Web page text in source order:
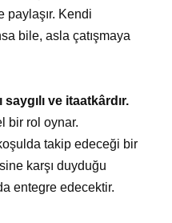
paylaşır. Kendi
bile, asla çatışmaya
ve itaatkârdır.
bir rol oynar.
takip edeceği bir
karşı duyduğu
entegre edecektir.